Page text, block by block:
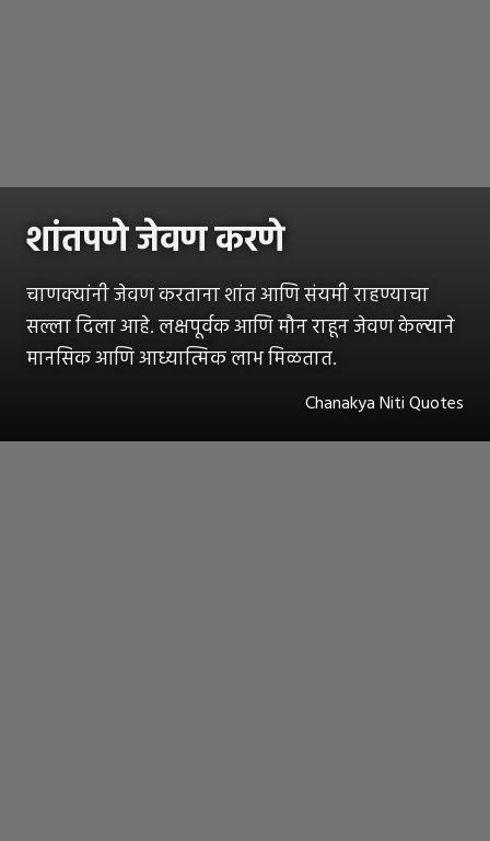
शांतपणे जेवण करणे
चाणक्यांनी जेवण करताना शांत आणि संयमी राहण्याचा
सल्ला दिला आहे. लक्षपूर्वक आणि मौन राहून जेवण केल्याने
मानसिक आणि आध्यात्मिक लाभ मिळतात.
Chanakya Niti Quotes